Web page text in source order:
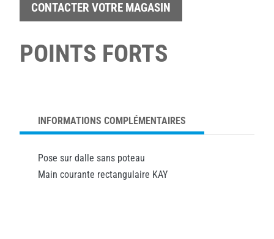
CONTACTER VOTRE MAGASIN
POINTS FORTS
INFORMATIONS COMPLÉMENTAIRES
Pose sur dalle sans poteau
Main courante rectangulaire KAY